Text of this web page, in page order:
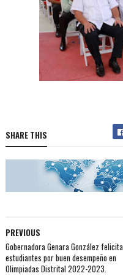
SHARE THIS
PREVIOUS
Gobernadora Genara González
estudiantes por buen desempeño en
Olimpiadas Distrital 2022-2023.